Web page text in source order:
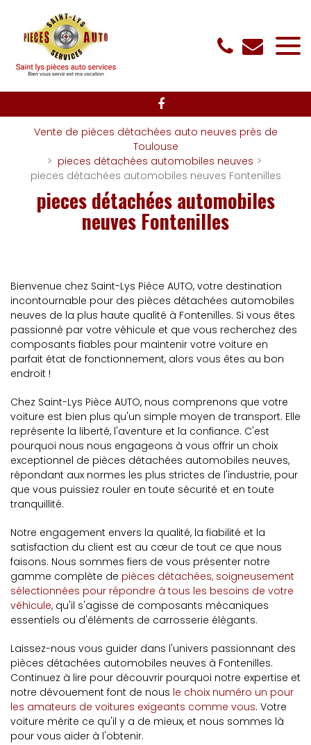
Vente de pièces détachées auto neuves près de
Toulouse
pieces détachées automobiles neuves
pieces détachées automobiles neuves Fontenilles
pieces détachées automobiles
neuves Fontenilles
Bienvenue chez Saint-Lys Pièce AUTO, votre destination
incontournable pour des pièces détachées automobiles
neuves de la plus haute qualité à Fontenilles. Si vous êtes
passionné par votre véhicule et que vous recherchez des
composants fiables pour maintenir votre voiture en
parfait état de fonctionnement, alors vous êtes au bon
endroit !
Chez Saint-Lys Pièce AUTO, nous comprenons que votre
voiture est bien plus qu'un simple moyen de transport. Elle
représente la liberté, l'aventure et la confiance. C'est
pourquoi nous nous engageons à vous offrir un choix
exceptionnel de pièces détachées automobiles neuves,
répondant aux normes les plus strictes de l'industrie, pour
que vous puissiez rouler en toute sécurité et en toute
tranquillité.
Notre engagement envers la qualité, la fiabilité et la
satisfaction du client est au cœur de tout ce que nous
faisons. Nous sommes fiers de vous présenter notre
gamme complète de pièces détachées, soigneusement
sélectionnées pour répondre à tous les besoins de votre
véhicule, qu'il s'agisse de composants mécaniques
essentiels ou d'éléments de carrosserie élégants.
Laissez-nous vous guider dans l'univers passionnant des
pièces détachées automobiles neuves à Fontenilles.
Continuez à lire pour découvrir pourquoi notre expertise et
notre dévouement font de nous le choix numéro un pour
les amateurs de voitures exigeants comme vous. Votre
voiture mérite ce qu'il y a de mieux, et nous sommes là
pour vous aider à l'obtenir.